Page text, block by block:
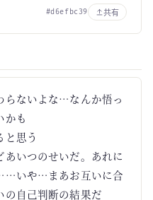
#d6efbc39 共有
らないよな…なんか悟っ
かも
と思う
あいつのせいだ。あれに
いや…まあお互いに合
の自己判断の結果だ